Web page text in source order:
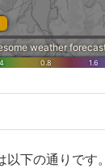
下の通りです。